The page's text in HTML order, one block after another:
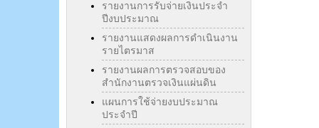
รายงานการรับจ่ายเงินประจำ
ปีงบประมาณ
รายงานแสดงผลการดำเนินงาน
รายไตรมาส
รายงานผลการตรวจสอบของ
สำนักงานตรวจเงินแผ่นดิน
แผนการใช้จ่ายงบประมาณ
ประจำปี